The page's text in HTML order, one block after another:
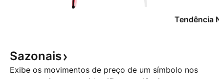
Tendência
Sazonais
Exibe os movimentos de preço de um símbolo nos